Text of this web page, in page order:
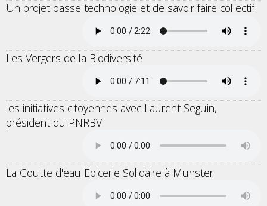
Un projet basse technologie et de savoir faire collectif
Les Vergers de la Biodiversité
les initiatives citoyennes avec Laurent Seguin,
président du PNRBV
La Goutte d'eau Epicerie Solidaire à Munster